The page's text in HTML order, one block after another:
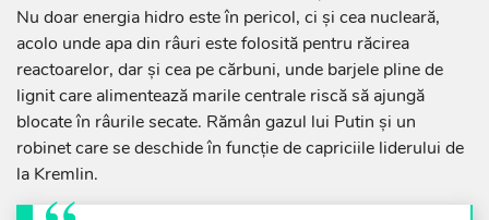
Nu doar energia hidro este în pericol, ci şi cea nucleară,
acolo unde apa din râuri este folosită pentru răcirea
reactoarelor, dar şi cea pe cărbuni, unde barjele pline de
lignit care alimentează marile centrale riscă să ajungă
blocate în râurile secate. Rămân gazul lui Putin şi un
robinet care se deschide în funcţie de capriciile liderului de
la Kremlin.